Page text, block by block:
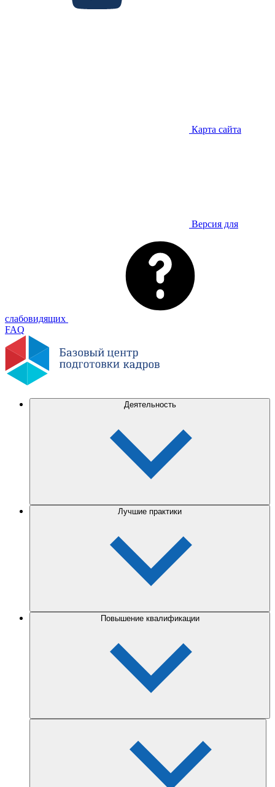
Карта сайта
Версия для
слабовидящих
FAQ
Деятельность
Лучшие практики
Повышение квалификации